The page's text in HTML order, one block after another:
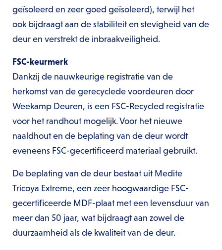
geïsoleerd en zeer goed geïsoleerd), terwijl het
ook bijdraagt aan de stabiliteit en stevigheid van de
deur en verstrekt de inbraakveiligheid.
FSC-keurmerk
Dankzij de nauwkeurige registratie van de
herkomst van de gerecyclede voordeuren door
Weekamp Deuren, is een FSC-Recycled registratie
voor het randhout mogelijk. Voor het nieuwe
naaldhout en de beplating van de deur wordt
eveneens FSC-gecertificeerd materiaal gebruikt.
De beplating van de deur bestaat uit Medite
Tricoya Extreme, een zeer hoogwaardige FSC-
gecertificeerde MDF-plaat met een levensduur van
meer dan 50 jaar, wat bijdraagt aan zowel de
duurzaamheid als de kwaliteit van de deur.